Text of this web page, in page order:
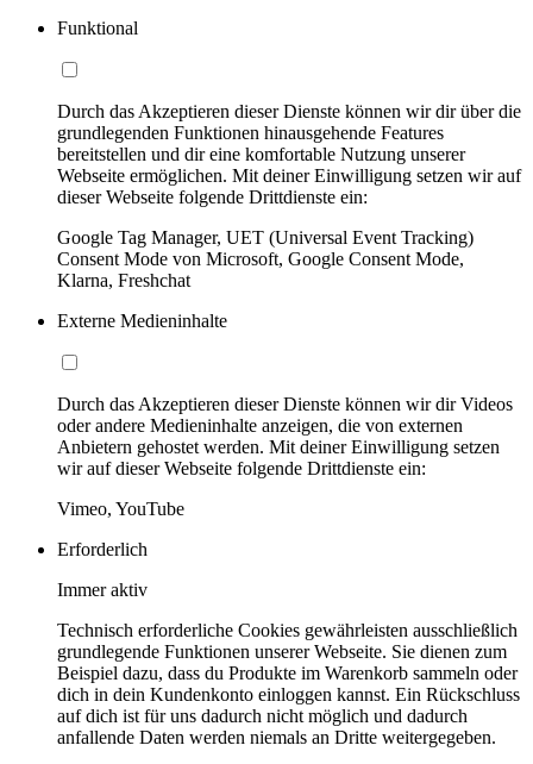
Funktional
Durch das Akzeptieren dieser Dienste können wir dir über die
grundlegenden Funktionen hinausgehende Features
bereitstellen und dir eine komfortable Nutzung unserer
Webseite ermöglichen. Mit deiner Einwilligung setzen wir auf
dieser Webseite folgende Drittdienste ein:
Google Tag Manager, UET (Universal Event Tracking)
Consent Mode von Microsoft, Google Consent Mode,
Klarna, Freshchat
Externe Medieninhalte
Durch das Akzeptieren dieser Dienste können wir dir Videos
oder andere Medieninhalte anzeigen, die von externen
Anbietern gehostet werden. Mit deiner Einwilligung setzen
wir auf dieser Webseite folgende Drittdienste ein:
Vimeo, YouTube
Erforderlich
Immer aktiv
Technisch erforderliche Cookies gewährleisten ausschließlich
grundlegende Funktionen unserer Webseite. Sie dienen zum
Beispiel dazu, dass du Produkte im Warenkorb sammeln oder
dich in dein Kundenkonto einloggen kannst. Ein Rückschluss
auf dich ist für uns dadurch nicht möglich und dadurch
anfallende Daten werden niemals an Dritte weitergegeben.